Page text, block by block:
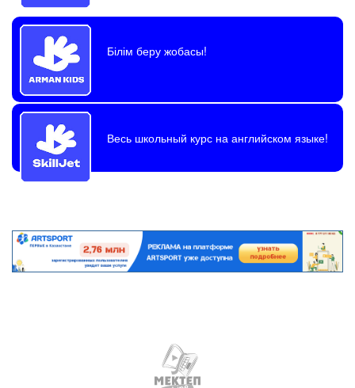
Білім беру жобасы!
Весь школьный курс на английском языке!